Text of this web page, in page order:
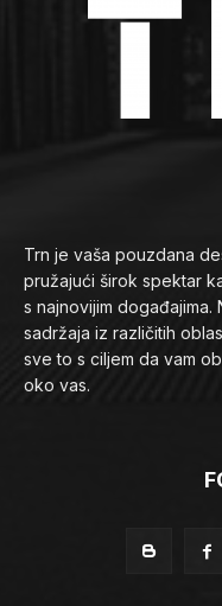
Trn je vaša pouzdana
pružajući širok spektar
s najnovijim događajima.
sadržaja iz različitih
sve to s ciljem da vam
oko vas.